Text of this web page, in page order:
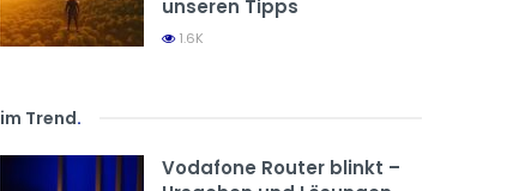
unseren Tipps
1.6K
im Trend.
Vodafone Router blinkt –